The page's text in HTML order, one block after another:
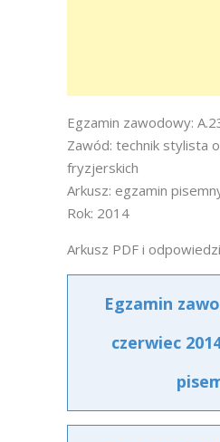
Egzamin zawodowy:
Zawód: technik stylista
fryzjerskich
Arkusz: egzamin
Rok: 2014
Arkusz PDF i
Egzamin
czerwiec